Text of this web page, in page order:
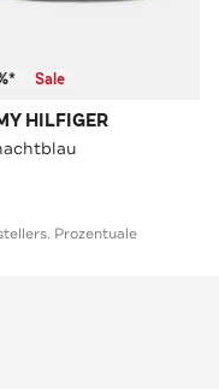
Sale
HILFIGER
Prozentuale